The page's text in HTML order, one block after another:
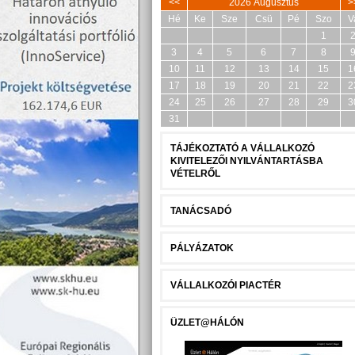
<< 2026 Augusztus
Hé
Ke Sze Csü Pé Szo
1
2
3
4 5 6 7 8
9
10
11 12 13 14 15
17
18 19 20 21 22
24
25 26 27 28 29
31
TÁJÉKOZTATÓ A VÁLLALKOZÓ
KIVITELEZŐI NYILVÁNTARTÁSBA
VÉTELRŐL
TANÁCSADÓ
PÁLYÁZATOK
VÁLLALKOZÓI PIACTÉR
ÜZLET@HÁLÓN